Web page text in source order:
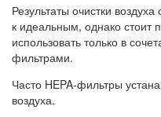
Результаты очистки
к идеальным, однако стоит
использовать только в
фильтрами.
Часто HEPA-фильтры
воздуха.